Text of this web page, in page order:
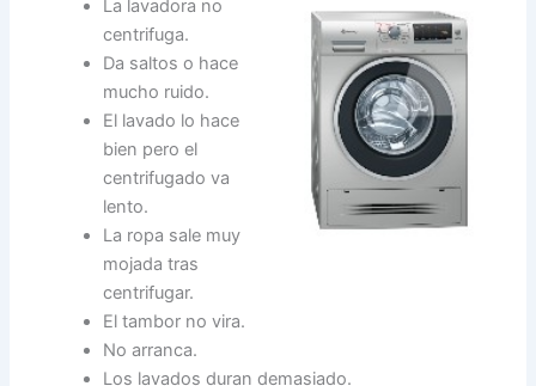
La lavadora no
centrifuga.
Da saltos o hace
mucho ruido.
El lavado lo hace
bien pero el
centrifugado va
lento.
La ropa sale muy
mojada tras
centrifugar.
El tambor no vira.
No arranca.
Los lavados duran demasiado.